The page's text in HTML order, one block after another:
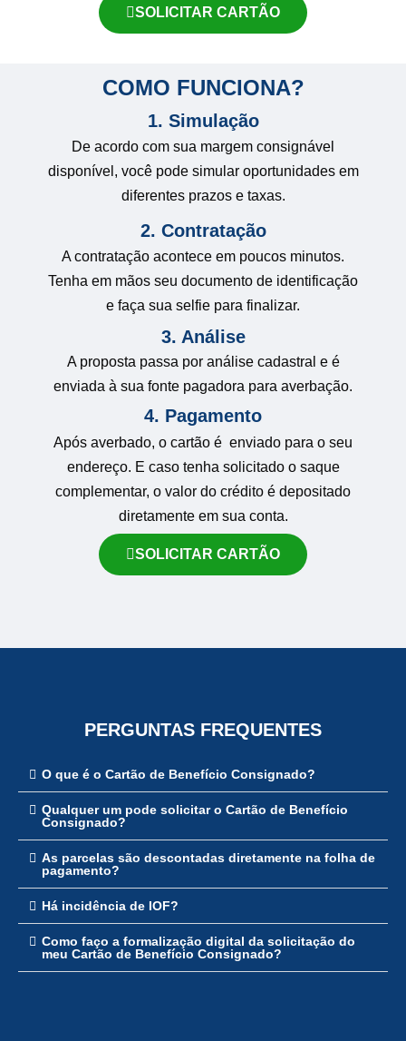
SOLICITAR CARTÃO
COMO FUNCIONA?
1. Simulação
De acordo com sua margem consignável
disponível, você pode simular oportunidades em
diferentes prazos e taxas.
2. Contratação
A contratação acontece em poucos minutos.
Tenha em mãos seu documento de identificação
e faça sua selfie para finalizar.
3. Análise
A proposta passa por análise cadastral e é
enviada à sua fonte pagadora para averbação.
4. Pagamento
Após averbado, o cartão é enviado para o seu
endereço. E caso tenha solicitado o saque
complementar, o valor do crédito é depositado
diretamente em sua conta.
SOLICITAR CARTÃO
PERGUNTAS FREQUENTES
O que é o Cartão de Benefício Consignado?
Qualquer um pode solicitar o Cartão de Benefício
Consignado?
As parcelas são descontadas diretamente na folha de
pagamento?
Há incidência de IOF?
Como faço a formalização digital da solicitação do
meu Cartão de Benefício Consignado?